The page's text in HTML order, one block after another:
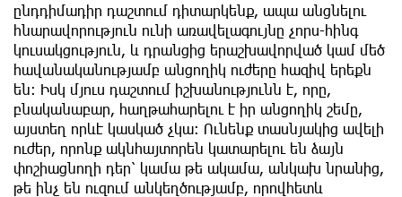
ընդդիմադիր դաշտում դիտարկենք, ապա անցնելու
հնարավորություն ունի առավելագույնը չորս-հինգ
կուսակցություն, և դրանցից երաշխավորված կամ մեծ
հավանականությամբ անցողիկ ուժերը հազիվ երեքն
են։ Իսկ մյուս դաշտում իշխանությունն է, որը,
բնականաբար, հաղթահարելու է իր անցողիկ շեմը,
այստեղ որևէ կասկած չկա։ Ունենք տասնյակից ավելի
ուժեր, որոնք ակնհայտորեն կատարելու են ձայն
փոշիացնողի դեր՝ կամա թե ակամա, անկախ նրանից,
թե ինչ են ուզում անկեղծությամբ, որովհետև